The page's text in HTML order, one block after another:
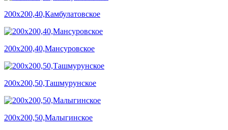
200х200,40,Камбулатовское
200х200,40,Мансуровское
200х200,50,Ташмурунское
200х200,50,Малыгинское